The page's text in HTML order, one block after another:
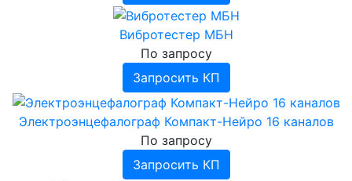
Вибротестер МБН
По запросу
Запросить КП
Электроэнцефалограф Компакт-Нейро 16 каналов
По запросу
Запросить КП